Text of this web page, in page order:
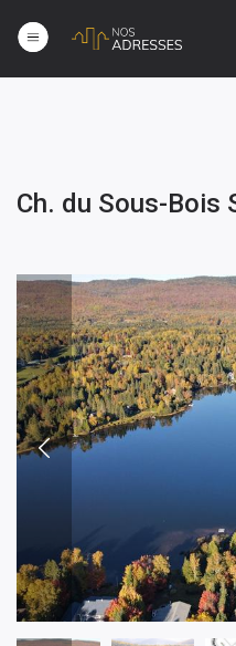
Ch. du Sous-Bois